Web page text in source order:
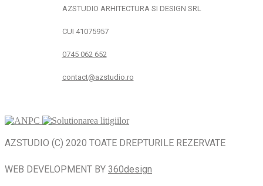
AZSTUDIO ARHITECTURA SI DESIGN SRL
CUI 41075957
0745 062 652
contact@azstudio.ro
AZSTUDIO (C) 2020 TOATE DREPTURILE REZERVATE
WEB DEVELOPMENT BY 360design